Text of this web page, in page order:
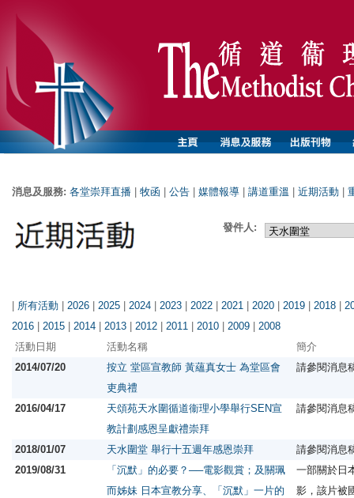
消息及服務: 各堂崇拜直播 牧函 公告 媒體報導 講道重溫 近期活動
發件人:
| 所有活動 | 2026 | 2025 | 2024 | 2023 | 2022 | 2021 | 2020 | 2019 | 2018 |
2016 | 2015 | 2014 | 2013 | 2012 | 2011 | 2010 | 2009 | 2008
活動日期
活動名稱
簡介
2014/07/20
按立 堂區宣教師 黃蘊真女士 為堂區會
吏典禮
請參閱消息
2016/04/17
天頌苑天水圍循道衞理小學舉行SEN宣
教計劃感恩呈獻禮崇拜
請參閱消息
2018/01/07 天水圍堂 舉行十五週年感恩崇拜
請參閱消息
2019/08/31
「沉默」的必要？──電影觀賞；及關珮
而姊妹 日本宣教分享、「沉默」一片的
一部關於日
影，該片被